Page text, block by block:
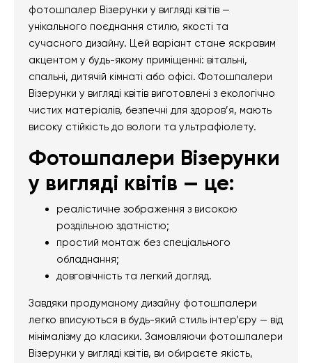
фотошпалер Візерунки у вигляді квітів —
унікального поєднання стилю, якості та
сучасного дизайну. Цей варіант стане яскравим
акцентом у будь-якому приміщенні: вітальні,
спальні, дитячій кімнаті або офісі. Фотошпалери
Візерунки у вигляді квітів виготовлені з екологічно
чистих матеріалів, безпечні для здоров’я, мають
високу стійкість до вологи та ультрафіолету.
Фотошпалери Візерунки
у вигляді квітів — це:
реалістичне зображення з високою
роздільною здатністю;
простий монтаж без спеціального
обладнання;
довговічність та легкий догляд.
Завдяки продуманому дизайну фотошпалери
легко вписуються в будь-який стиль інтер’єру — від
мінімалізму до класики. Замовляючи фотошпалери
Візерунки у вигляді квітів, ви обираєте якість,